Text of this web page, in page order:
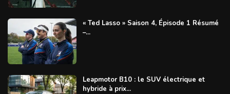
« Ted Lasso » Saison 4, Épisode 1 Résumé
–...
Leapmotor B10 : le SUV électrique et
hybride à prix...